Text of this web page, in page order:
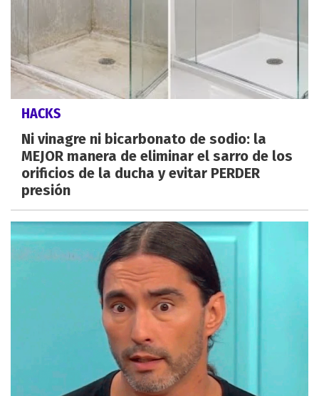
HACKS
Ni vinagre ni bicarbonato de sodio: la
MEJOR manera de eliminar el sarro de los
orificios de la ducha y evitar PERDER
presión